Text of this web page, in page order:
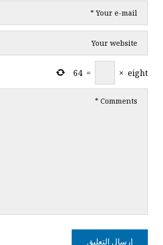
eight
×
=
64